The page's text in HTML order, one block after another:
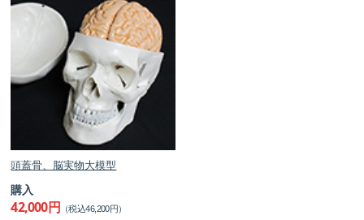
頭蓋骨、脳実物大模型
購入
42,000円 （税込46,200円）